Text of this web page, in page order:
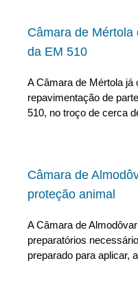
Câmara de
da EM 510
A Câmara de Mértola já
repavimentação de
510, no troço de cerca
Câmara de
proteção animal
A Câmara de
preparatórios
preparado para aplicar,